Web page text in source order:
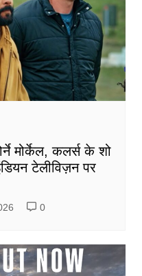
मोर्केल, कलर्स के शो
टेलीविज़न पर
0